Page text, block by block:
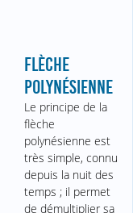
FLÈCHE
POLYNÉSIENNE
Le principe de la
flèche
polynésienne est
très simple, connu
depuis la nuit des
temps ; il permet
de démultiplier sa